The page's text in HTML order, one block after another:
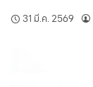
31 มี.ค. 2569